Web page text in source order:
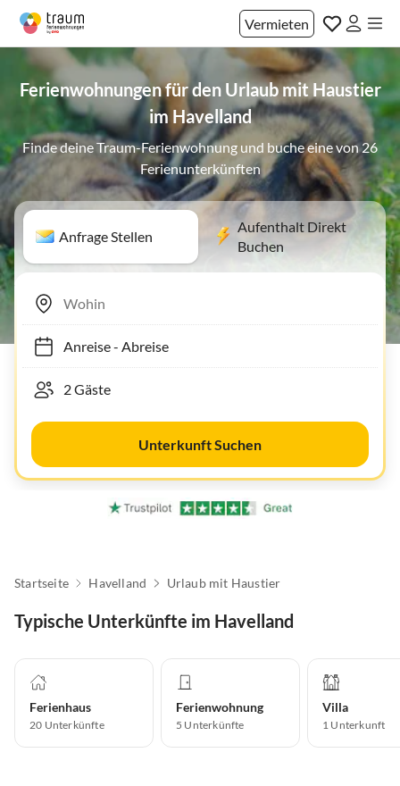
Vermieten
Ferienwohnungen für den Urlaub mit Haustier
im Havelland
Finde deine Traum-Ferienwohnung und buche eine von 26
Ferienunterkünften
Anfrage Stellen
Aufenthalt Direkt
Buchen
Anreise- Abreise
Unterkunft Suchen
Startseite Havelland Urlaub mit Haustier
Typische Unterkünfte im Havelland
Ferienhaus
20 Unterkünfte
Ferienwohnung
5 Unterkünfte
Villa
1 Unterkunft